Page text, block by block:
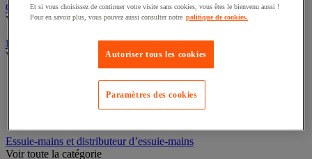
Cireuse à chaussures
Équipement sanitaires, douche et salle de bain
Voir toute la catégorie
Cloison et cabine pour sanitaires
Équipement sanitaires
Essuie-mains et distributeur d’essuie-mains
Et si vous choisissez de continuer votre visite sans cookies, vous êtes le bienvenu aussi !
Pour en savoir plus, vous pouvez aussi consulter notre politique de cookies.
Autoriser tous les cookies
Paramètres des cookies